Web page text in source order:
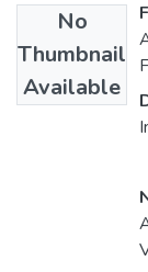
No
Thumbnail
Available